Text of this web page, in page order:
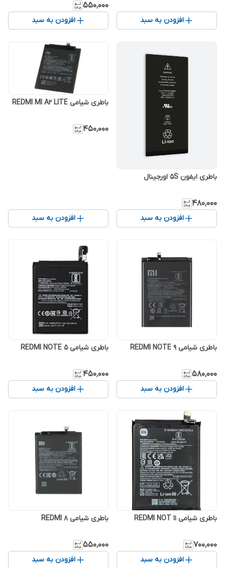
افزودن به سبد
۵۵۰٬۰۰۰
افزودن به سبد
باطری ایفون 5S اورجینال
۴۸۰٬۰۰۰
افزودن به سبد
باطری شیامی REDMI MI A2 LITE
۴۵۰٬۰۰۰
افزودن به سبد
باطری شیامی REDMI NOTE 9
۵۸۰٬۰۰۰
افزودن به سبد
باطری شیامی REDMI NOTE 5
۴۵۰٬۰۰۰
افزودن به سبد
باطری شیامی REDMI NOT 11
۷۰۰٬۰۰۰
افزودن به سبد
باطری شیامی REDMI 8
۵۵۰٬۰۰۰
افزودن به سبد